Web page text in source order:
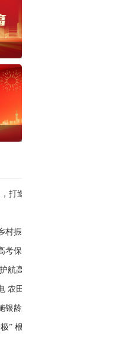
打造美丽电站”植树活动
振兴“渔光曲”
考保电任务
航高考保电
农田灌溉再不愁
龄关爱志愿服务活动
” 根河市冷资源焕发新活力